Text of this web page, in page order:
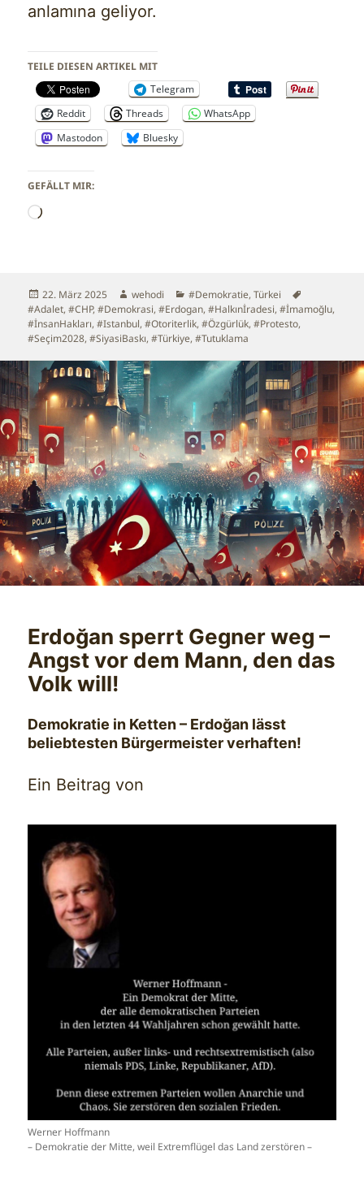
anlamına geliyor.
TEILE DIESEN ARTIKEL MIT
Telegram
Reddit
Threads
WhatsApp
Mastodon
Bluesky
GEFÄLLT MIR:
Wird
Veröffentlicht
am
22. März 2025 Autor
wehodi Kategorien
#Demokratie,Türkei
#Adalet,#CHP,#Demokrasi,#Erdogan,#Halkınİradesi,#İmamoğlu,
#İnsanHakları,#Istanbul,#Otoriterlik,#Özgürlük,#Protesto,
#Seçim2028,#SiyasiBaskı,#Türkiye,#Tutuklama
Erdoğan sperrt Gegner weg –
Angst vor dem Mann, den das
Volk will!
Demokratie in Ketten – Erdoğan lässt
beliebtesten Bürgermeister verhaften!
Ein Beitrag von
Werner Hoffmann
– Demokratie der Mitte, weil Extremflügel das Land zerstören –